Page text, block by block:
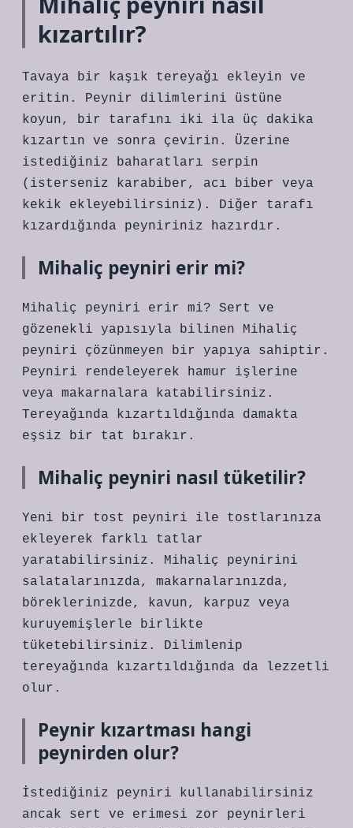
kızartılır?
Tavaya bir kaşık tereyağı ekleyin ve
eritin. Peynir dilimlerini üstüne
koyun, bir tarafını iki ila üç dakika
kızartın ve sonra çevirin. Üzerine
istediğiniz baharatları serpin
(isterseniz karabiber, acı biber veya
kekik ekleyebilirsiniz). Diğer tarafı
kızardığında peyniriniz hazırdır.
Mihaliç peyniri erir mi?
Mihaliç peyniri erir mi? Sert ve
gözenekli yapısıyla bilinen Mihaliç
peyniri çözünmeyen bir yapıya sahiptir.
Peyniri rendeleyerek hamur işlerine
veya makarnalara katabilirsiniz.
Tereyağında kızartıldığında damakta
eşsiz bir tat bırakır.
Mihaliç peyniri nasıl tüketilir?
Yeni bir tost peyniri ile tostlarınıza
ekleyerek farklı tatlar
yaratabilirsiniz. Mihaliç peynirini
salatalarınızda, makarnalarınızda,
böreklerinizde, kavun, karpuz veya
kuruyemişlerle birlikte
tüketebilirsiniz. Dilimlenip
tereyağında kızartıldığında da lezzetli
olur.
Peynir kızartması hangi
peynirden olur?
İstediğiniz peyniri kullanabilirsiniz
ancak sert ve erimesi zor peynirleri